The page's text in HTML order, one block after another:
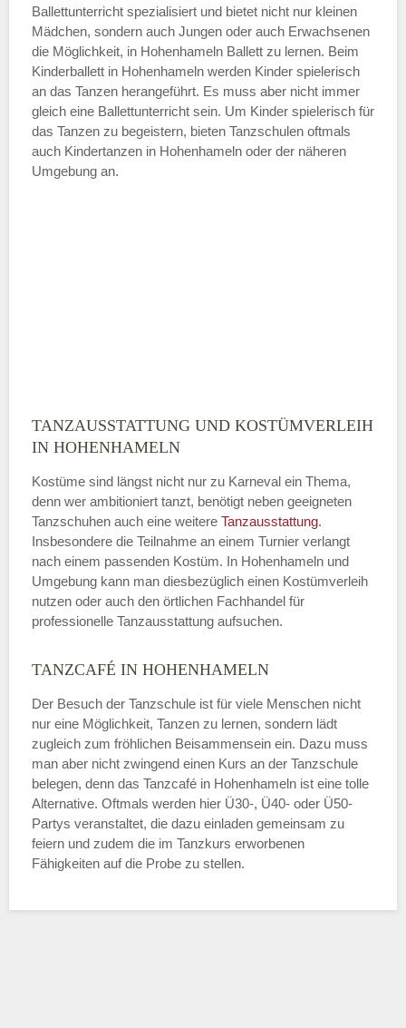
—
ÖFFNUNGSZEITEN HINZUFÜGEN
Samstag
Ballettunterricht spezialisiert und bietet nicht nur kleinen
Mädchen, sondern auch Jungen oder auch Erwachsenen
die Möglichkeit, in Hohenhameln Ballett zu lernen. Beim
Kinderballett in Hohenhameln werden Kinder spielerisch
an das Tanzen herangeführt. Es muss aber nicht immer
gleich eine Ballettunterricht sein. Um Kinder spielerisch für
das Tanzen zu begeistern, bieten Tanzschulen oftmals
auch Kindertanzen in Hohenhameln oder der näheren
Umgebung an.
TANZAUSSTATTUNG UND KOSTÜMVERLEIH
IN HOHENHAMELN
Kostüme sind längst nicht nur zu Karneval ein Thema,
denn wer ambitioniert tanzt, benötigt neben geeigneten
Tanzschuhen auch eine weitere Tanzausstattung.
Insbesondere die Teilnahme an einem Turnier verlangt
nach einem passenden Kostüm. In Hohenhameln und
Umgebung kann man diesbezüglich einen Kostümverleih
nutzen oder auch den örtlichen Fachhandel für
professionelle Tanzausstattung aufsuchen.
TANZCAFÉ IN HOHENHAMELN
Der Besuch der Tanzschule ist für viele Menschen nicht
nur eine Möglichkeit, Tanzen zu lernen, sondern lädt
zugleich zum fröhlichen Beisammensein ein. Dazu muss
man aber nicht zwingend einen Kurs an der Tanzschule
belegen, denn das Tanzcafé in Hohenhameln ist eine tolle
Alternative. Oftmals werden hier Ü30-, Ü40- oder Ü50-
Partys veranstaltet, die dazu einladen gemeinsam zu
feiern und zudem die im Tanzkurs erworbenen
Fähigkeiten auf die Probe zu stellen.